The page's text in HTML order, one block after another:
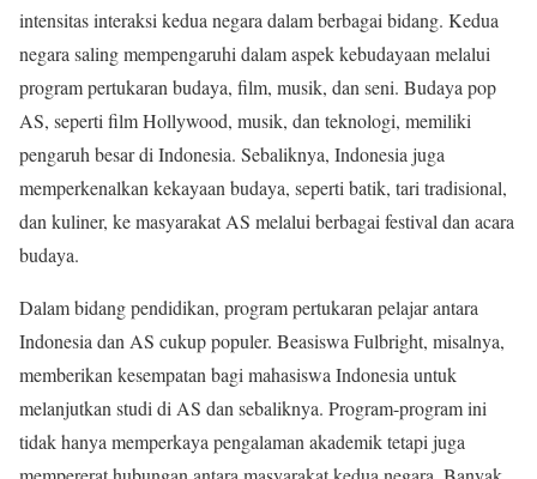
intensitas interaksi kedua negara dalam berbagai bidang. Kedua
negara saling mempengaruhi dalam aspek kebudayaan melalui
program pertukaran budaya, film, musik, dan seni. Budaya pop
AS, seperti film Hollywood, musik, dan teknologi, memiliki
pengaruh besar di Indonesia. Sebaliknya, Indonesia juga
memperkenalkan kekayaan budaya, seperti batik, tari tradisional,
dan kuliner, ke masyarakat AS melalui berbagai festival dan acara
budaya.
Dalam bidang pendidikan, program pertukaran pelajar antara
Indonesia dan AS cukup populer. Beasiswa Fulbright, misalnya,
memberikan kesempatan bagi mahasiswa Indonesia untuk
melanjutkan studi di AS dan sebaliknya. Program-program ini
tidak hanya memperkaya pengalaman akademik tetapi juga